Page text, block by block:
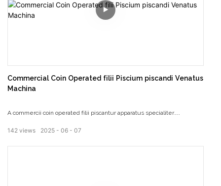
Utrum adultis et liberi possunt expellam gratis in quadrato, Sententia
gentle tactus vento et passione celeritatis. Hic omnis ascenditis in
Commercial Coin Operated filii Piscium piscandi Venatus
Machina
A commercii coin operated filii piscantur apparatus specialiter
2025 06 07
142 views